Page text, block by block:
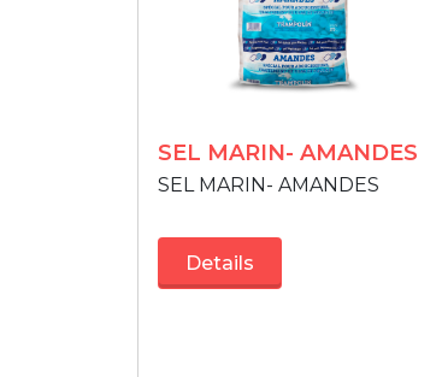
SEL MARIN- AMANDES
SEL MARIN- AMANDES
Details